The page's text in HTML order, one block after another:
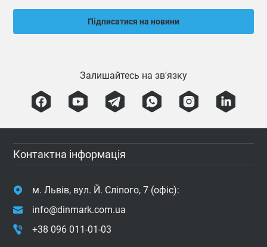
Підписатися на новини
Залишайтесь на зв'язку
Контактна інформація
м. Львів, вул. Й. Сліпого, 7 (офіс):
info@dinmark.com.ua
+38 096 011-01-03